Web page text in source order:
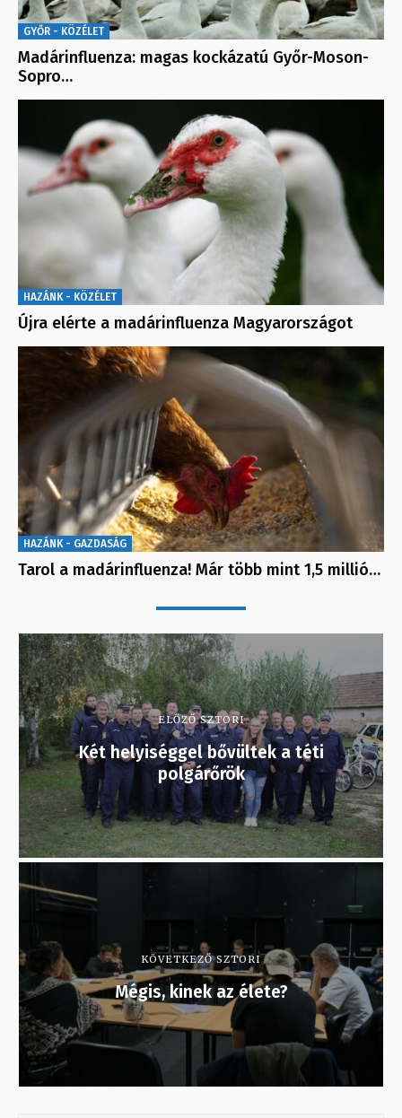
GYŐR - KÖZÉLET
Madárinfluenza: magas kockázatú Győr-Moson-
Sopro…
HAZÁNK - KÖZÉLET
Újra elérte a madárinfluenza Magyarországot
HAZÁNK - GAZDASÁG
Tarol a madárinfluenza! Már több mint 1,5 millió…
ELŐZŐ SZTORI
Két helyiséggel bővültek a téti
polgárőrök
KÖVETKEZŐ SZTORI
Mégis, kinek az élete?